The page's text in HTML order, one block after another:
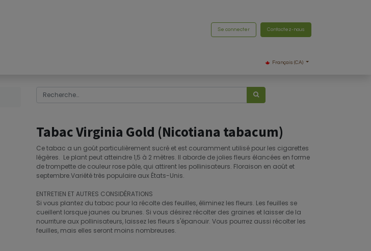
Se connecter Contactez-nous
Français (CA)
Tabac Virginia Gold (Nicotiana tabacum)
Ce tabac a un goût particulièrement sucré et est couramment utilisé pour les cigarettes
légères. Le plant peut atteindre 1,5 à 2 mètres. Il aborde de jolies fleurs élancées en forme
de trompette de couleur rose pâle, qui attirent les pollinisateurs. Floraison en août et
septembre.Variété très populaire aux États-Unis.
ENTRETIEN ET AUTRES CONSIDÉRATIONS
Si vous plantez du tabac pour la récolte des feuilles, éliminez les fleurs. Les feuilles se
cueillent lorsque jaunes ou brunes. Si vous désirez récolter des graines et laisser de la
nourriture aux pollinisateurs, laissez les fleurs s'épanouir. Vous pourrez aussi récolter les
feuilles, mais elles seront moins nombreuses.